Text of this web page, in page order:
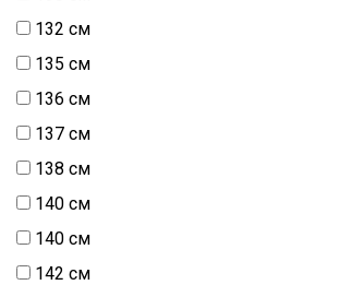
132 см
135 см
136 см
137 см
138 см
140 см
140 см
142 см